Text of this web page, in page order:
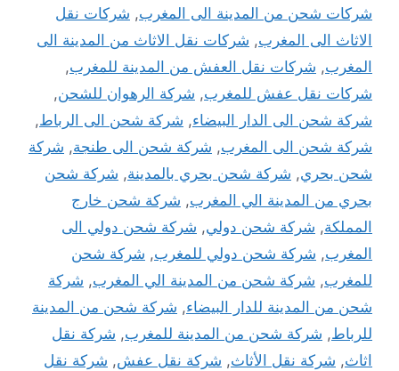
شركات شحن من المدينة الى المغرب, شركات نقل
الاثاث الى المغرب, شركات نقل الاثاث من المدينة الى
المغرب, شركات نقل العفش من المدينة للمغرب,
شركات نقل عفش للمغرب, شركة الرهوان للشحن,
شركة شحن الى الدار البيضاء, شركة شحن الى الرباط,
شركة شحن الى المغرب, شركة شحن الى طنجة, شركة
شحن بحري, شركة شحن بحري بالمدينة, شركة شحن
بحري من المدينة الي المغرب, شركة شحن خارج
المملكة, شركة شحن دولي, شركة شحن دولي الى
المغرب, شركة شحن دولي للمغرب, شركة شحن
للمغرب, شركة شحن من المدينة الي المغرب, شركة
شحن من المدينة للدار البيضاء, شركة شحن من المدينة
للرباط, شركة شحن من المدينة للمغرب, شركة نقل
اثاث, شركة نقل الأثاث, شركة نقل عفش, شركة نقل